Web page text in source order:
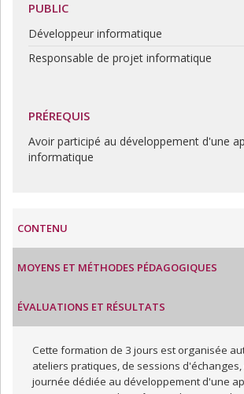
PUBLIC
Développeur informatique
Responsable de projet informatique
PRÉREQUIS
Avoir participé au développement d'une
informatique
CONTENU
MOYENS ET MÉTHODES PÉDAGOGIQUES
ÉVALUATIONS ET RÉSULTATS
Cette formation de 3 jours est organisée
ateliers pratiques, de sessions
journée dédiée au développement d'une